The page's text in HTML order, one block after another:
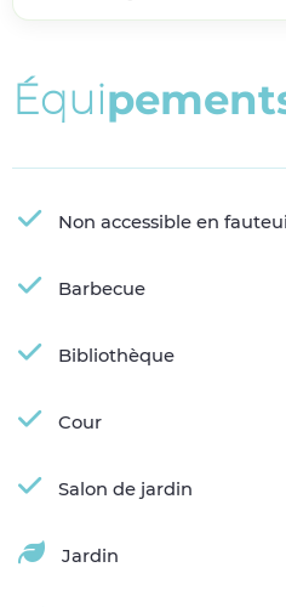
Équipement
Non accessible en
Barbecue
Bibliothèque
Cour
Salon de jardin
Jardin